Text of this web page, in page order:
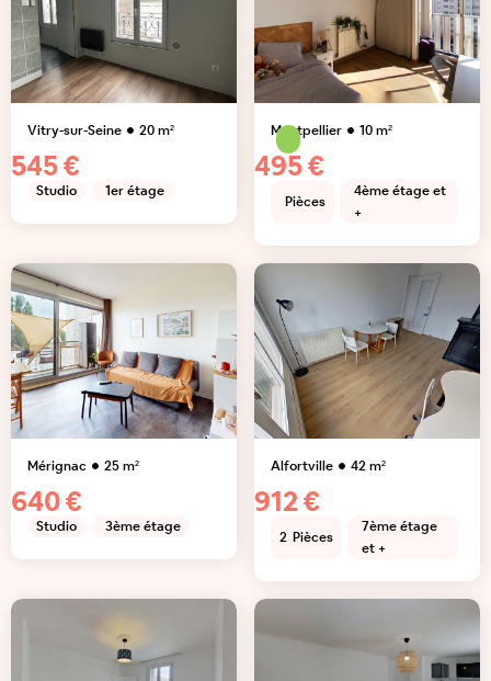
Vitry-sur-Seine 20m²
545 €
Studio 1er étage
Montpellier 10m²
495 €
Pièces
4ème étage et
+
Mérignac 25m²
640 €
Studio 3ème étage
Alfortville 42m²
912 €
2 Pièces
7ème étage
et +